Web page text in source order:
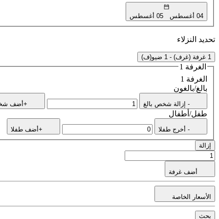
04 أغسطس 05 أغسطس
تحديد النزلاء
1 غرفة (غرف) - 1 ضيو(ف)
الغرفة 1
الغرفة 1
بالغ/بالغون
- إزالة شخص بالغ +أضف
طفل/أطفال
- أخرج طفلا +أضف طفلا
إزالة
أضف غرفة
الأسعار الخاصة
بحث